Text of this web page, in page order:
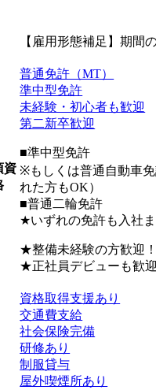
【雇用形態補足】期間
資
普通免許（MT）
準中型免許
未経験・初心者も歓迎
第二新卒歓迎
■準中型免許
※もしくは普通自動車免
れた方もOK）
■普通二輪免許
★いずれの免許も入社
★整備未経験の方歓迎！
★正社員デビューも歓
資格取得支援あり
交通費支給
社会保険完備
研修あり
制服貸与
屋外喫煙所あり